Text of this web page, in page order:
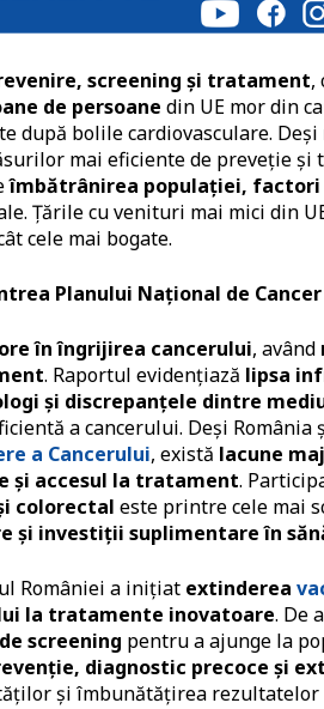
screening și tratament,
de persoane din UE mor din
după bolile cardiovasculare​. Deși
mai eficiente de preveție și
îmbătrânirea populației,
Țările cu venituri mai mici din
cele mai bogate.
Planului Național de Cancer
în îngrijirea cancerului, având
. Raportul evidențiază lipsa
și discrepanțele dintre
a cancerului​. Deși România
a Cancerului, există lacune
și accesul la tratament.
colorectal este printre cele mai
și investiții suplimentare în
României a inițiat extinderea
la tratamente inovatoare. De
screening pentru a ajunge la
diagnostic precoce și
și îmbunătățirea rezultatelor